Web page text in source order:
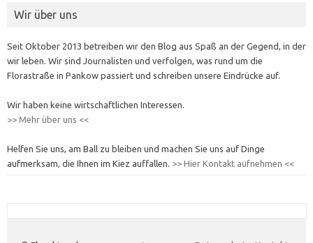
Wir über uns
Seit Oktober 2013 betreiben wir den Blog aus Spaß an der Gegend, in der
wir leben. Wir sind Journalisten und verfolgen, was rund um die
Florastraße in Pankow passiert und schreiben unsere Eindrücke auf.
Wir haben keine wirtschaftlichen Interessen.
>> Mehr über uns <<
Helfen Sie uns, am Ball zu bleiben und machen Sie uns auf Dinge
aufmerksam, die Ihnen im Kiez auffallen. >> Hier Kontakt aufnehmen <<